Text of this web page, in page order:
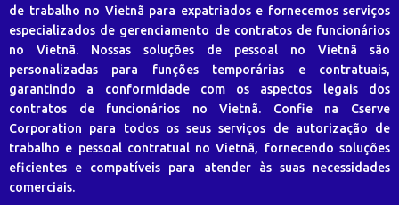
de trabalho no Vietnã para expatriados e fornecemos serviços
especializados de gerenciamento de contratos de funcionários
no Vietnã. Nossas soluções de pessoal no Vietnã são
personalizadas para funções temporárias e contratuais,
garantindo a conformidade com os aspectos legais dos
contratos de funcionários no Vietnã. Confie na Cserve
Corporation para todos os seus serviços de autorização de
trabalho e pessoal contratual no Vietnã, fornecendo soluções
eficientes e compatíveis para atender às suas necessidades
comerciais.